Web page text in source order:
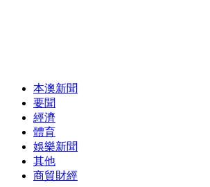
本澳新聞
要聞
經濟
體育
娛樂新聞
其他
商貿財經